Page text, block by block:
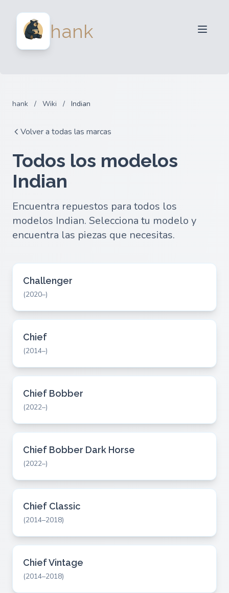
hankPara Compradores
hank / Wiki / Indian
Volver a todas las marcas
Todos los modelos
Indian
Encuentra repuestos para todos los
modelos Indian. Selecciona tu modelo y
encuentra las piezas que necesitas.
Challenger
(2020–)
Chief
(2014–)
Chief Bobber
(2022–)
Chief Bobber Dark Horse
(2022–)
Chief Classic
(2014–2018)
Chief Vintage
(2014–2018)